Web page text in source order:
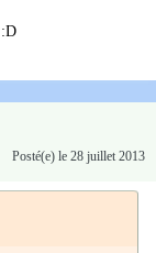
Posté(e) le 28 juillet 2013